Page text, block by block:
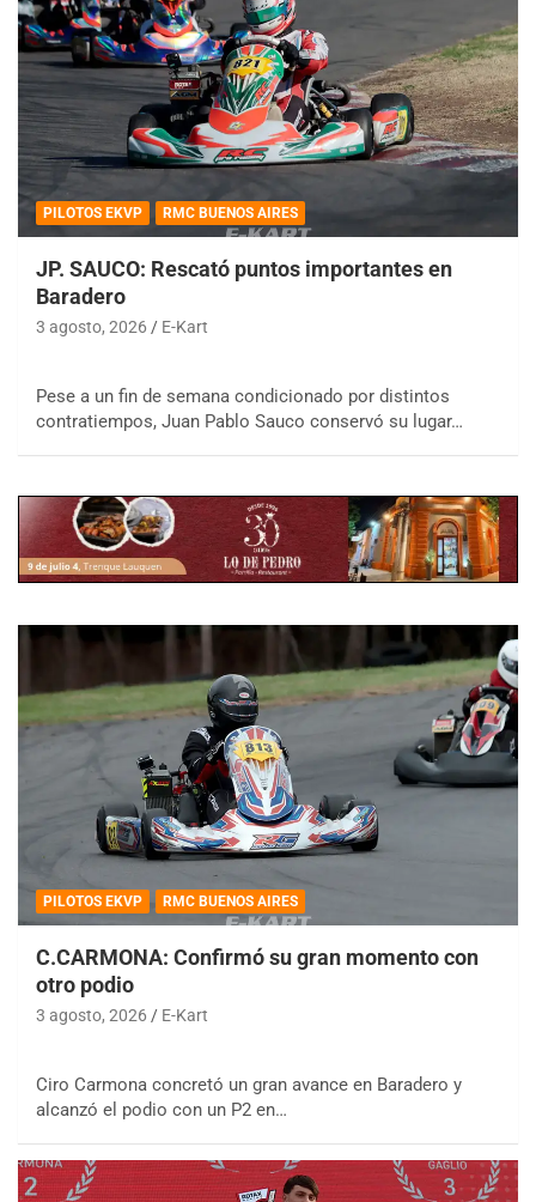
PILOTOS EKVP RMC BUENOS AIRES
JP. SAUCO: Rescató puntos importantes en
Baradero
3 agosto, 2026 E-Kart
Pese a un fin de semana condicionado por distintos
contratiempos, Juan Pablo Sauco conservó su lugar…
PILOTOS EKVP RMC BUENOS AIRES
C.CARMONA: Confirmó su gran momento con
otro podio
3 agosto, 2026 E-Kart
Ciro Carmona concretó un gran avance en Baradero y
alcanzó el podio con un P2 en…